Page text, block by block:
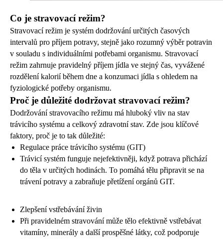
Co je stravovací režim?
Stravovací režim je systém dodržování určitých časových
intervalů pro příjem potravy, stejně jako rozumný výběr potravin
v souladu s individuálními potřebami organismu. Stravovací
režim zahrnuje pravidelný příjem jídla ve stejný čas, vyvážené
rozdělení kalorií během dne a konzumaci jídla s ohledem na
fyziologické potřeby organismu.
Proč je důležité dodržovat stravovací režim?
Dodržování stravovacího režimu má hluboký vliv na stav
trávicího systému a celkový zdravotní stav. Zde jsou klíčové
faktory, proč je to tak důležité:
Regulace práce trávicího systému (GIT)
Trávicí systém funguje nejefektivněji, když potrava přichází
do těla v určitých hodinách. To pomáhá tělu připravit se na
trávení potravy a zabraňuje přetížení orgánů GIT.
Zlepšení vstřebávání živin
Při pravidelném stravování může tělo efektivně vstřebávat
vitamíny, minerály a další prospěšné látky, což podporuje